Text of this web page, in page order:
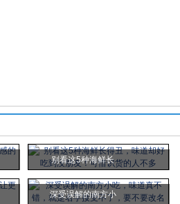
别看这5种海鲜长
深受误解的南方小